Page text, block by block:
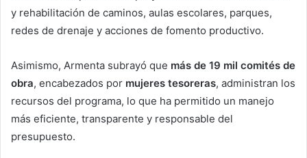
y rehabilitación de caminos, aulas escolares, parques,
redes de drenaje y acciones de fomento productivo.
Asimismo, Armenta subrayó que más de 19 mil comités de
obra, encabezados por mujeres tesoreras, administran los
recursos del programa, lo que ha permitido un manejo
más eficiente, transparente y responsable del
presupuesto.